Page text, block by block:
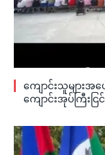
ကျောင်းသူများ
ကျောင်းအုပ်ကြီးင